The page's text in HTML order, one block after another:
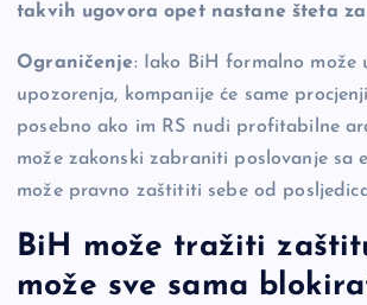
takvih ugovora opet nastane šteta
Ograničenje: Iako BiH formalno može
upozorenja, kompanije će same
posebno ako im RS nudi profitabilne
može zakonski zabraniti poslovanje sa
može pravno zaštititi sebe od
BiH može tražiti
može sve sama